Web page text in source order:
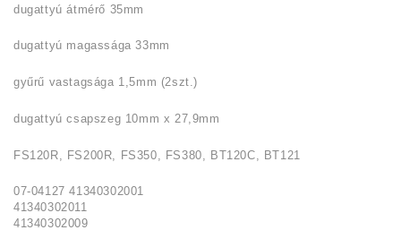
dugattyú átmérő 35mm
dugattyú magassága 33mm
gyűrű vastagsága 1,5mm (2szt.)
dugattyú csapszeg 10mm x 27,9mm
FS120R, FS200R, FS350, FS380, BT120C, BT121
07-04127 41340302001
41340302011
41340302009